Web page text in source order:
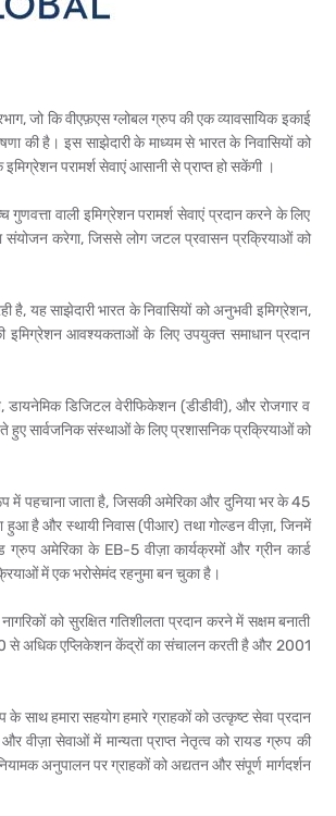
जो कि वीएफ़एस ग्लोबल ग्रुप की एक व्यावसायिक इकाई
की है। इस साझेदारी के माध्यम से भारत केनिवासियों को
परामर्श सेवाएं आसानी से प्राप्त हो सकेंगी ।
वाली इमिग्रेशन परामर्श सेवाएं प्रदान करने के लिए
संयोजन करेगा, जिससे लोग जटल प्रवासन प्रक्रियाओं को
है, यह साझेदारी भारत के निवासियों को अनुभवी इमिग्रेशन,
इमिग्रेशन आवश्यकताओं के लिए उपयुक्त समाधान प्रदान
डिजिटल वेरीफिकेशन (डीडीवी), और रोजगार व
हुए सार्वजनिक संस्थाओं के लिए प्रशासनिक प्रक्रियाओं को
में पहचाना जाता है, जिसकी अमेरिका और दुनिया भर के 45
हुआ है और स्थायी निवास (पीआर) तथा गोल्डन वीज़ा, जिनमें
ग्रुप अमेरिका के EB-5 वीज़ा कार्यक्रमों और ग्रीन कार्ड
में एक भरोसेमंद रहनुमा बन चुका है।
को सुरक्षित गतिशीलता प्रदान करने में सक्षम बनाती
से अधिक एप्लिकेशन केंद्रों का संचालन करती है और 2001
साथ हमारा सहयोग हमारे ग्राहकों को उत्कृष्ट सेवा प्रदान
और वीज़ा सेवाओं में मान्यता प्राप्त नेतृत्व को रायड ग्रुप की
अनुपालन पर ग्राहकों को अद्यतन और संपूर्ण मार्गदर्शन